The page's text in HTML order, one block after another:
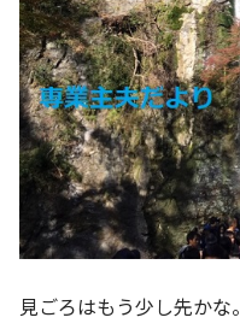
見ごろはもう少し先かな。